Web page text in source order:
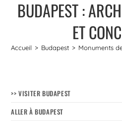
BUDAPEST :
ET
Accueil > Budapest > Monuments
>> VISITER BUDAPEST
ALLER À BUDAPEST